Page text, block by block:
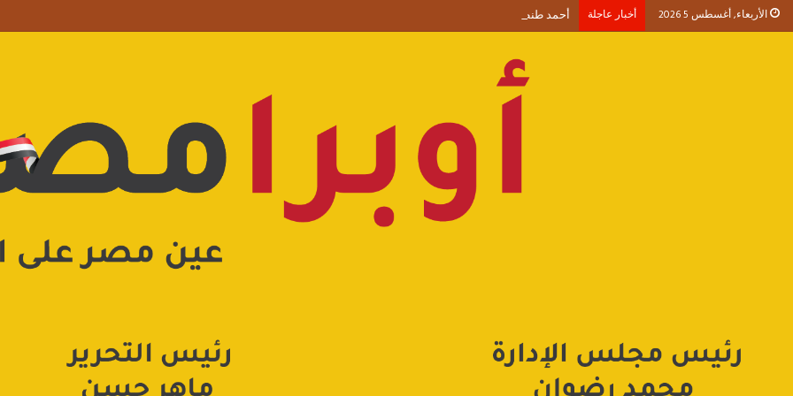
الأربعاء, أغسطس 5 2026 أخبار عاجلة أحمد طنطاوي يكتب حين يصبح الوجود علامة استفهام